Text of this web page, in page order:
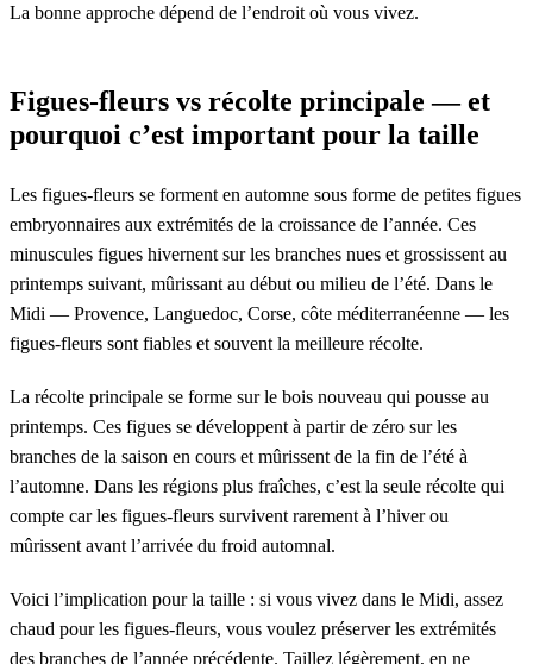
La bonne approche dépend de l’endroit où vous vivez.
Figues-fleurs vs récolte principale — et
pourquoi c’est important pour la taille
Les figues-fleurs se forment en automne sous forme de petites figues
embryonnaires aux extrémités de la croissance de l’année. Ces
minuscules figues hivernent sur les branches nues et grossissent au
printemps suivant, mûrissant au début ou milieu de l’été. Dans le
Midi — Provence, Languedoc, Corse, côte méditerranéenne — les
figues-fleurs sont fiables et souvent la meilleure récolte.
La récolte principale se forme sur le bois nouveau qui pousse au
printemps. Ces figues se développent à partir de zéro sur les
branches de la saison en cours et mûrissent de la fin de l’été à
l’automne. Dans les régions plus fraîches, c’est la seule récolte qui
compte car les figues-fleurs survivent rarement à l’hiver ou
mûrissent avant l’arrivée du froid automnal.
Voici l’implication pour la taille : si vous vivez dans le Midi, assez
chaud pour les figues-fleurs, vous voulez préserver les extrémités
des branches de l’année précédente. Taillez légèrement, en ne